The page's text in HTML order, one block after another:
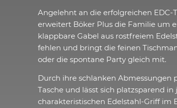
Angelehnt an die erfolgreichen EDC-
erweitert Böker Plus die Familie um
klappbare Gabel aus rostfreiem
fehlen und bringt die feinen
oder die spontane Party gleich mit.
Durch ihre schlanken Abmessungen
Tasche und lässt sich platzsparend
charakteristischen Edelstahl-Griff im